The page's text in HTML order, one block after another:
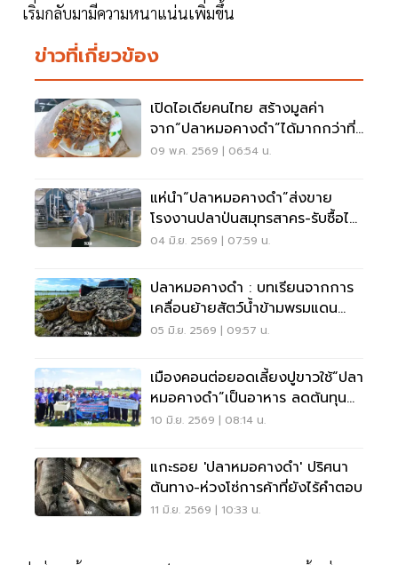
เริ่มกลับมามีความหนาแน่นเพิ่มขึ้น
ข่าวที่เกี่ยวข้อง
เปิดไอเดียคนไทย สร้างมูลค่า
จาก“ปลาหมอคางดำ”ได้มากกว่าที่
คิด
09 พ.ค. 2569 | 06:54 น.
แห่นำ“ปลาหมอคางดำ”ส่งขาย
โรงงานปลาป่นสมุทรสาคร-รับซื้อไม่
อั้น
04 มิ.ย. 2569 | 07:59 น.
ปลาหมอคางดำ : บทเรียนจากการ
เคลื่อนย้ายสัตว์น้ำข้ามพรมแดน
ความท้าทายใหม่ของประเทศไทย
05 มิ.ย. 2569 | 09:57 น.
เมืองคอนต่อยอดเลี้ยงปูขาวใช้“ปลา
หมอคางดำ”เป็นอาหาร ลดต้นทุน
เพิ่มรายได้
10 มิ.ย. 2569 | 08:14 น.
แกะรอย 'ปลาหมอคางดำ' ปริศนา
ต้นทาง-ห่วงโซ่การค้าที่ยังไร้คำตอบ
11 มิ.ย. 2569 | 10:33 น.